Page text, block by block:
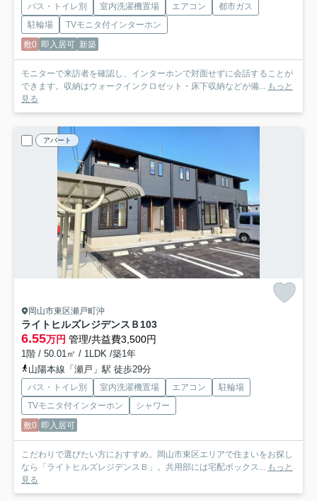
バス・トイレ別 室内洗濯機置場 エアコン
都市ガス
駐輪場
TVモニタ付インターホン
敷0 即入居可 新築
モニターで来訪者を確認し、インターホンで対面せずに会話することが
できます。収納はウォークインクロゼット・床下収納などが備... もっと
見る
アパート
岡山市東区瀬戸町沖
ライトヒルズレジデンスＢ103
6.55万円 管理/共益費3,500円
1階 / 50.01㎡ / 1LDK /築1年
山陽本線「瀬戸」駅 徒歩29分
バス・トイレ別 室内洗濯機置場 エアコン
駐輪場
TVモニタ付インターホン
シャワー
敷0 即入居可
こだわりで選びたい方におすすめ。岡山市東区エリアで住まいをお探し
なら「ライトヒルズレジデンスＢ」。共用部には宅配ボックス... もっと
見る